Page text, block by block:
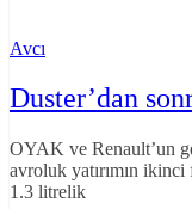
Avcı
Duster’dan
OYAK ve Renault’un
avroluk yatırımın
1.3 litrelik